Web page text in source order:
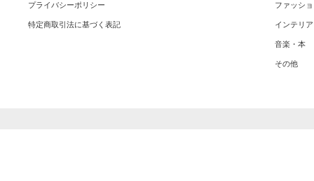
プライバシーポリシー
特定商取引法に基づく表記
ファッシ
インテリア
音楽・本
その他